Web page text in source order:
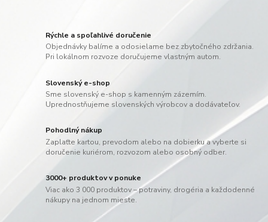
Rýchle a spoľahlivé doručenie
Objednávky balíme a odosielame bez zbytočného zdržania.
Pri lokálnom rozvoze doručujeme vlastným autom.
Slovenský e-shop
Sme slovenský e-shop s kamenným zázemím.
Uprednostňujeme slovenských výrobcov a dodávateľov.
Pohodlný nákup
Zaplaťte kartou, prevodom alebo na dobierku a vyberte si
doručenie kuriérom, rozvozom alebo osobný odber.
3000+ produktov v ponuke
Viac ako 3 000 produktov – potraviny, drogéria a každodenné
nákupy na jednom mieste.